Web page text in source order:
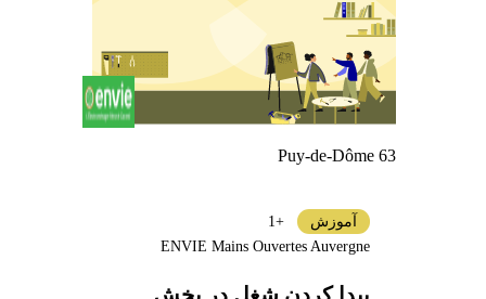
Puy-de-Dôme 63
آموزش
+1
ENVIE Mains Ouvertes Auvergne